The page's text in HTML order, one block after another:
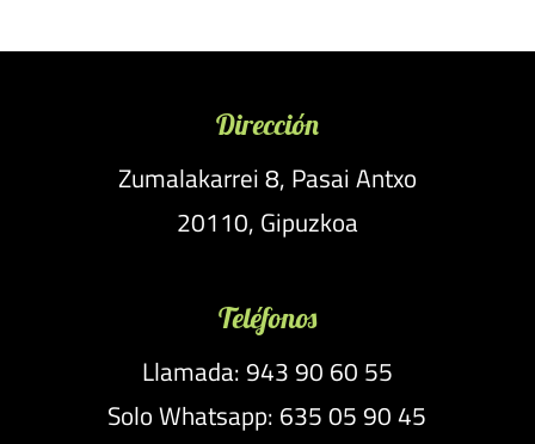
Dirección
Zumalakarrei 8, Pasai Antxo
20110, Gipuzkoa
Teléfonos
Llamada: 943 90 60 55
Solo Whatsapp: 635 05 90 45